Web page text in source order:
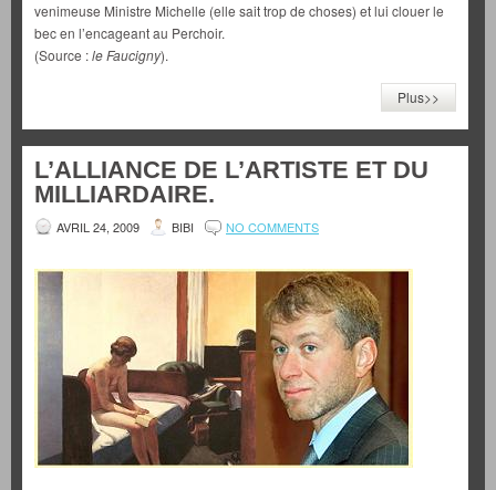
venimeuse Ministre Michelle (elle sait trop de choses) et lui clouer le
bec en l’encageant au Perchoir.
(Source :le Faucigny).
Plus>>
L’ALLIANCE DE L’ARTISTE ET DU
MILLIARDAIRE.
AVRIL 24, 2009 BIBI NO COMMENTS